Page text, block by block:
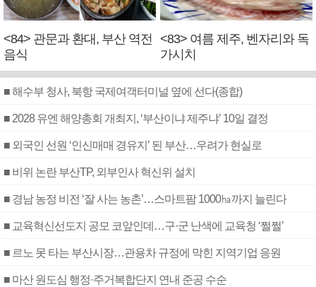
<84> 관문과 환대, 부산 역전
음식
<83> 여름 제주, 벤자리와 독
가시치
■ 해수부 청사, 북항 국제여객터미널 옆에 선다(종합)
■ 2028 유엔 해양총회 개최지, ‘부산이냐 제주냐’ 10일 결정
■ 외국인 선원 ‘인신매매 경유지’ 된 부산…우려가 현실로
■ 비위 논란 부산TP, 외부인사 혁신위 설치
■ 경남 농정 비전 ‘잘 사는 농촌’…스마트팜 1000㏊까지 늘린다
■ 교육혁신선도지 공모 코앞인데…구·군 난색에 교육청 ‘쩔쩔’
■ 르노 못 타는 부산시장…관용차 규정에 막힌 지역기업 응원
■ 마산 원도심 행정·주거복합단지 연내 준공 수순